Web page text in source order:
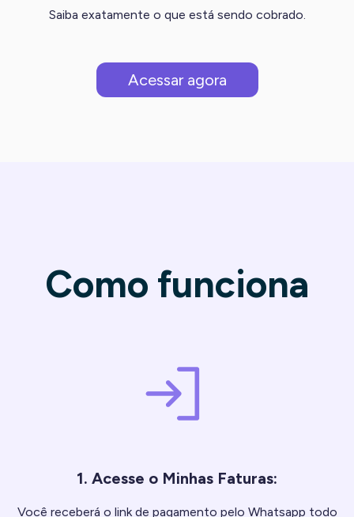
Saiba exatamente o que está sendo cobrado.
Acessar agora
Como funciona
1. Acesse o Minhas Faturas:
Você receberá o link de pagamento pelo Whatsapp todo